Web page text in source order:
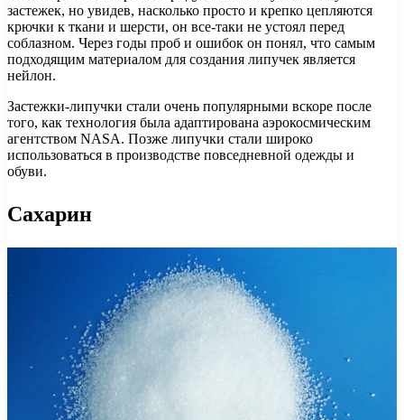
застежек, но увидев, насколько просто и крепко цепляются
крючки к ткани и шерсти, он все-таки не устоял перед
соблазном. Через годы проб и ошибок он понял, что самым
подходящим материалом для создания липучек является
нейлон.
Застежки-липучки стали очень популярными вскоре после
того, как технология была адаптирована аэрокосмическим
агентством NASA. Позже липучки стали широко
использоваться в производстве повседневной одежды и
обуви.
Сахарин